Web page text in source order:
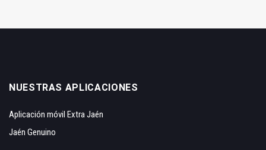
NUESTRAS APLICACIONES
Aplicación móvil Extra Jaén
Jaén Genuino